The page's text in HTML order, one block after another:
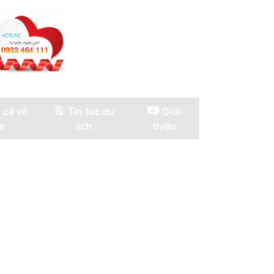
cả về
Tin tức du
lịch
Giới
thiệu